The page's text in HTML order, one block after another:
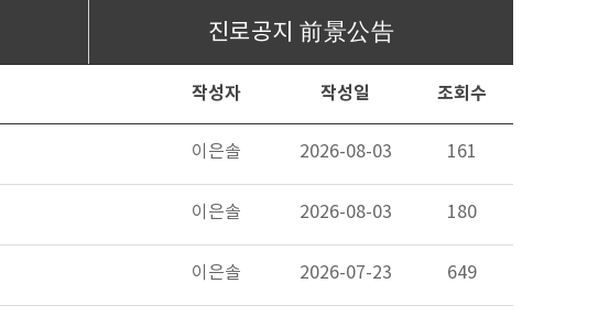
진로공지前景公告
작성자 작성일 조회수
이은솔 2026-08-03 161
이은솔 2026-08-03 180
이은솔 2026-07-23 649